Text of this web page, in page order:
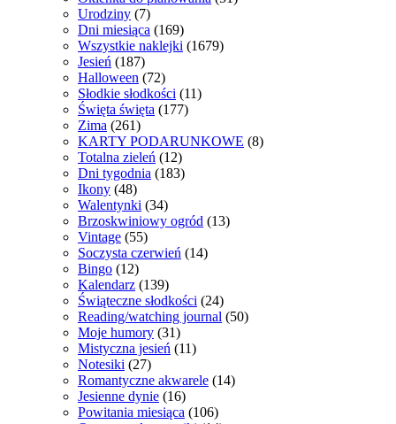
Urodziny (7)
Dni miesiąca (169)
Wszystkie naklejki (1679)
Jesień (187)
Halloween (72)
Słodkie słodkości (11)
Święta święta (177)
Zima (261)
KARTY PODARUNKOWE (8)
Totalna zieleń (12)
Dni tygodnia (183)
Ikony (48)
Walentynki (34)
Brzoskwiniowy ogród (13)
Vintage (55)
Soczysta czerwień (14)
Bingo (12)
Kalendarz (139)
Świąteczne słodkości (24)
Reading/watching journal (50)
Moje humory (31)
Mistyczna jesień (11)
Notesiki (27)
Romantyczne akwarele (14)
Jesienne dynie (16)
Powitania miesiąca (106)